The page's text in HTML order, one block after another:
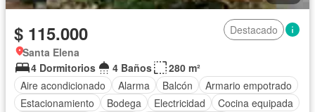
$ 115.000
Destacado
Santa Elena
4 Dormitorios
4 Baños
280 m²
Aire acondicionado
Alarma Balcón
Armario empotrado
Estacionamiento
Bodega Electricidad
Cocina equipada